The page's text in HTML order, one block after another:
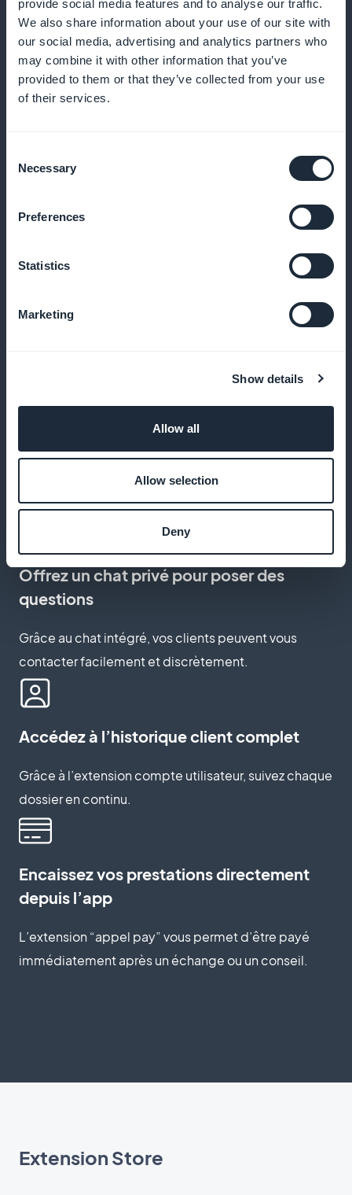
provide social media features and to analyse our traffic.
We also share information about your use of our site with
our social media, advertising and analytics partners who
may combine it with other information that you’ve
provided to them or that they’ve collected from your use
of their services.
Selection
Necessary
Preferences
Statistics
Marketing
Show details
Allow all
Allow selection
Deny
Accédez à des statistiques sur les contenus lus, la
Envoyez des pushs ciblés
Prévenez vos utilisateurs lorsqu’un nouveau contenu
Débloquez du contenu réservé aux
Grâce à la carte membre, offrez à vos clients VIP
l’accès à des ressources exclusives.
Offrez un chat privé pour poser des
questions
Grâce au chat intégré, vos clients peuvent vous
contacter facilement et discrètement.
Accédez à l’historique client complet
Grâce à l’extension compte utilisateur, suivez chaque
dossier en continu.
Encaissez vos prestations directement
depuis l’app
L’extension “appel pay” vous permet d’être payé
immédiatement après un échange ou un conseil.
Extension Store